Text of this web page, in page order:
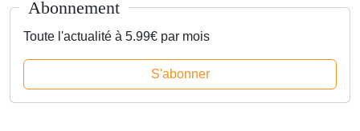
Abonnement
Toute l'actualité à 5.99€ par mois
S'abonner